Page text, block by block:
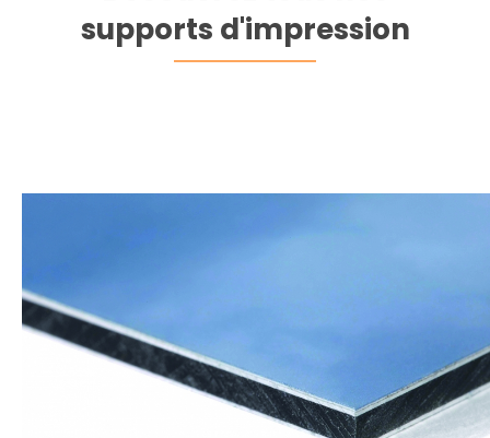
supports d'impression